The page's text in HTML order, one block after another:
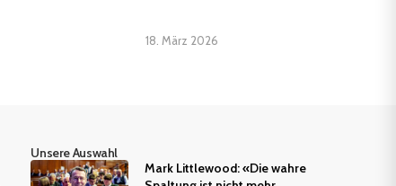
18. März 2026
Unsere Auswahl
Mark Littlewood: «Die wahre